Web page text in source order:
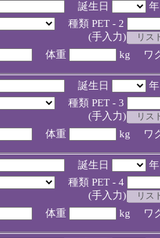
誕生日
種類 PET - 2
入力)
体重 kg ワ
誕生日
種類 PET - 3
入力)
体重 kg ワ
誕生日
種類 PET - 4
入力)
体重 kg ワ